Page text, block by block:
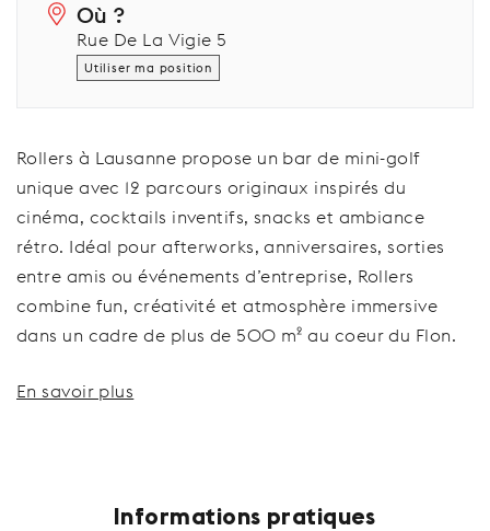
Où ?
Rue De La Vigie 5
Utiliser ma position
Rollers à Lausanne propose un bar de mini-golf
unique avec 12 parcours originaux inspirés du
cinéma, cocktails inventifs, snacks et ambiance
rétro. Idéal pour afterworks, anniversaires, sorties
entre amis ou événements d’entreprise, Rollers
combine fun, créativité et atmosphère immersive
dans un cadre de plus de 500 m² au coeur du Flon.
En savoir plus
Informations pratiques